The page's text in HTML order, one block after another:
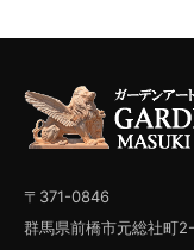
〒371-0846
群馬県前橋市元総社町